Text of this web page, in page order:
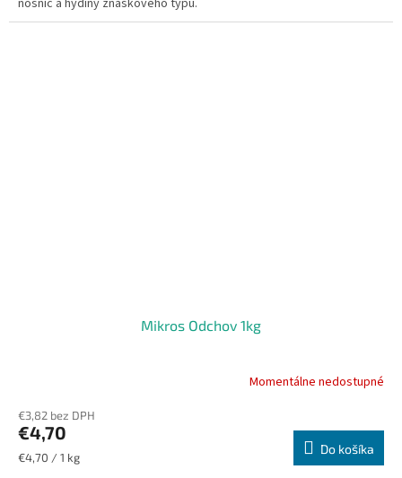
nosníc a hydiny znáškového typu.
Mikros Odchov 1kg
Momentálne nedostupné
€3,82 bez DPH
€4,70
Jednotková
€4,70 / 1 kg
Do košíka